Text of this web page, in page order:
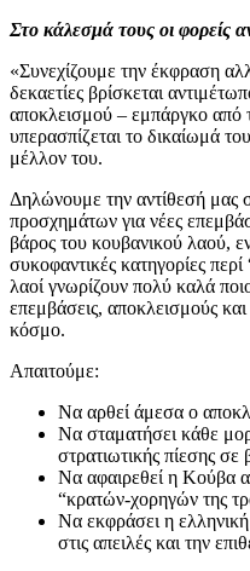
Στο κάλεσμά τους οι φορείς
«Συνεχίζουμε την έκφραση
δεκαετίες βρίσκεται
αποκλεισμού – εμπάργκο από
υπερασπίζεται το δικαίωμά
μέλλον του.
Δηλώνουμε την αντίθεσή μας
προσχημάτων για νέες
βάρος του κουβανικού λαού,
συκοφαντικές κατηγορίες
λαοί γνωρίζουν πολύ καλά
επεμβάσεις, αποκλεισμούς
κόσμο.
Απαιτούμε:
Να αρθεί άμεσα ο
Να σταματήσει κάθε
στρατιωτικής πίεσης σε
Να αφαιρεθεί η Κούβα
“κρατών-χορηγών της
Να εκφράσει η
στις απειλές και την